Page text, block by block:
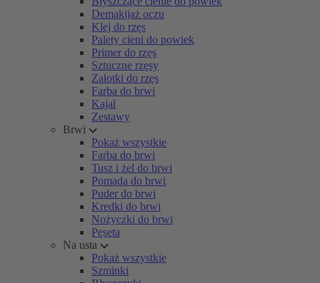
Demakijaż oczu
Klej do rzęs
Palety cieni do powiek
Primer do rzęs
Sztuczne rzęsy
Zalotki do rzęs
Farba do brwi
Kajal
Zestawy
Brwi
Pokaż wszystkie
Farba do brwi
Tusz i żel do brwi
Pomada do brwi
Puder do brwi
Kredki do brwi
Nożyczki do brwi
Pęseta
Na usta
Pokaż wszystkie
Szminki